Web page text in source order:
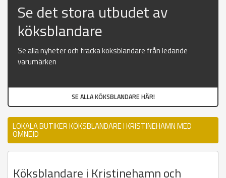
Se det stora utbudet av
köksblandare
Se alla nyheter och fräcka köksblandare från ledande
varumärken
SE ALLA KÖKSBLANDARE HÄR!
LOKALA BUTIKER KÖKSBLANDARE I KRISTINEHAMN MED
OMNEJD
Köksblandare i Kristinehamn och